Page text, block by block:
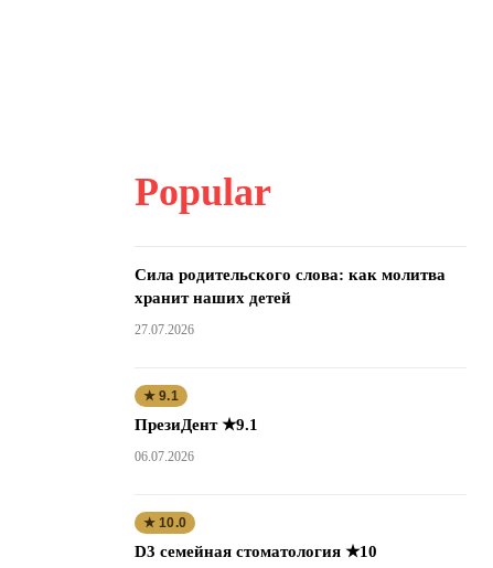
Popular
Сила родительского слова: как молитва
хранит наших детей
27.07.2026
★ 9.1
ПрезиДент ★9.1
06.07.2026
★ 10.0
D3 семейная стоматология ★10